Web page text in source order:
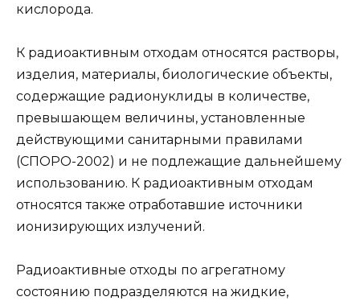
кислорода.
К радиоактивным отходам относятся растворы,
изделия, материалы, биологические объекты,
содержащие радионуклиды в количестве,
превышающем величины, установленные
действующими санитарными правилами
(СПОРО-2002) и не подлежащие дальнейшему
использованию. К радиоактивным отходам
относятся также отработавшие источники
ионизирующих излучений.
Радиоактивные отходы по агрегатному
состоянию подразделяются на жидкие,